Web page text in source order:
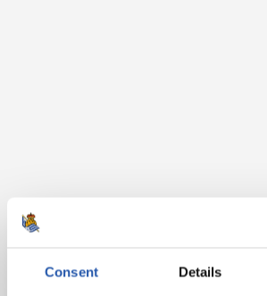
Consent Details